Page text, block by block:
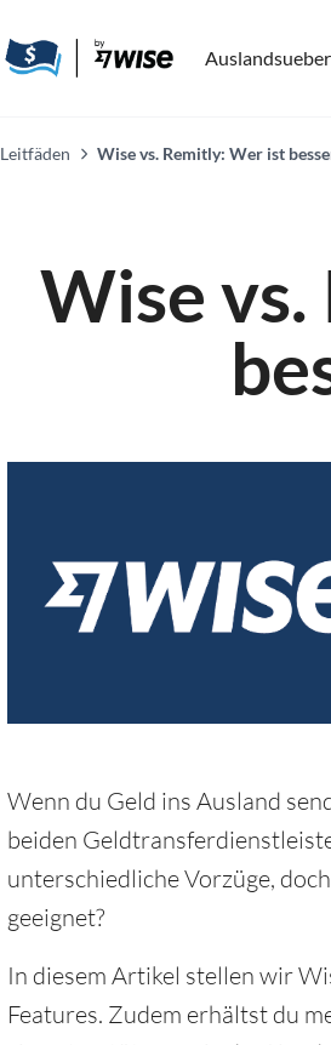
Leitfäden Wise vs. Remitly: Wer ist
Wise
Wenn du Geld ins Ausland
beiden
unterschiedliche Vorzüge,
geeignet?
In diesem Artikel stellen wir
Features. Zudem erhältst du